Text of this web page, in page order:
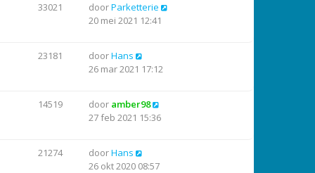
33021 doorParketterie
20 mei 2021 12:41
23181 doorHans
26 mar 2021 17:12
14519 door amber98
27 feb 2021 15:36
21274 doorHans
26 okt 2020 08:57